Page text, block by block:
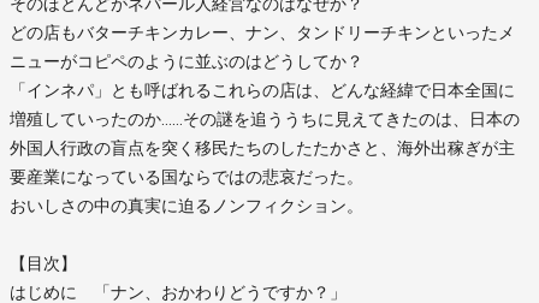
どの店もバターチキンカレー、ナン、タンドリーチキンといったメ
ニューがコピペのように並ぶのはどうしてか？
「インネパ」とも呼ばれるこれらの店は、どんな経緯で日本全国に
増殖していったのか……その謎を追ううちに見えてきたのは、日本の
外国人行政の盲点を突く移民たちのしたたかさと、海外出稼ぎが主
要産業になっている国ならではの悲哀だった。
おいしさの中の真実に迫るノンフィクション。
【目次】
はじめに 「ナン、おかわりどうですか？」